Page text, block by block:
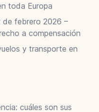
toda Europa
de febrero 2026 –
a compensación
y transporte en
cuáles son sus